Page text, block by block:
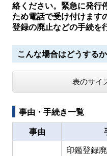
絡ください。緊急に発行
ため電話で受け付けます
登録の廃止などの手続を
こんな場合はどうするか
表のサイ
事由・手続き一覧
事由
印鑑登録